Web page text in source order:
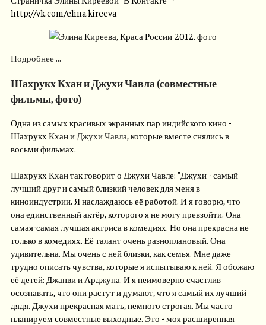
http://vk.com/elina.kireeva
Подробнее ...
Шахрукх Кхан и Джухи Чавла (совместные
фильмы, фото)
Одна из самых красивых экранных пар индийского кино -
Шахрукх Кхан и Джухи Чавла, которые вместе снялись в
восьми фильмах.
Шахрукх Кхан так говорит о Джухи Чавле: "Джухи - самый
лучший друг и самый близкий человек для меня в
киноиндустрии. Я наслаждаюсь её работой. И я говорю, что
она единственный актёр, которого я не могу превзойти. Она
самая-самая лучшая актриса в комедиях. Но она прекрасна не
только в комедиях. Её талант очень разноплановый. Она
удивительна. Мы очень с ней близки, как семья. Мне даже
трудно описать чувства, которые я испытываю к ней. Я обожаю
её детей: Джанви и Арджуна. И я неимоверно счастлив
осознавать, что они растут и думают, что я самый их лучший
дядя. Джухи прекрасная мать, немного строгая. Мы часто
планируем совместные выходные. Это - моя расширенная